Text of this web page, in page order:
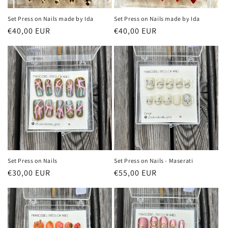
Set Press on Nails made by Ida
Normaler
€40,00 EUR
Set Press on Nails made by Ida
Normaler
€40,00 EUR
Set Press on Nails
Normaler
€30,00 EUR
Set Press on Nails - Maserati
Normaler
€55,00 EUR